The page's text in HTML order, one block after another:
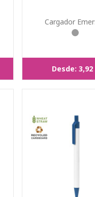
Cargador
Desde: 3,92